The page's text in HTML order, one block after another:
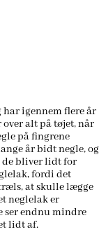
har igennem flere år
over alt på tøjet, når
på fingrene
år bidt negle, og
de bliver lidt for
fordi det
at skulle lægge
neglelak er
ser endnu mindre
lidt af.